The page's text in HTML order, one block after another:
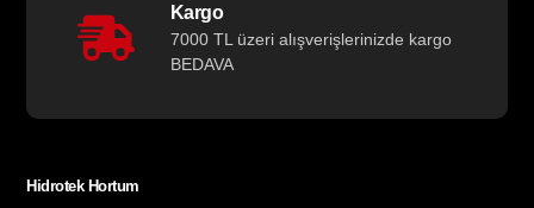
Kargo
7000 TL üzeri alışverişlerinizde kargo
BEDAVA
Hidrotek Hortum